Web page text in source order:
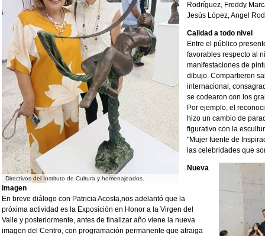
Directivos del Instituto de Cultura y homenajeados.
Rodríguez, Freddy
Jesús López, Angel
Calidad a todo nivel
Entre el público
favorables respecto al
manifestaciones de
dibujo. Compartieron
internacional,
se codearon con los
Por ejemplo, el
hizo un cambio de
figurativo con la
"Mujer fuente de
las celebridades que
Nueva
imagen
En breve diálogo con Patricia Acosta,nos adelantó que la
próxima actividad es la Exposición en Honor a la Virgen del
Valle y posteriormente, antes de finalizar año viene la nueva
imagen del Centro, con programación permanente que atraiga